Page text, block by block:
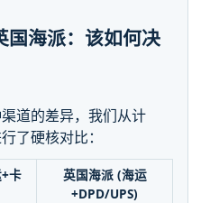
国海派：该如何决
道的差异，我们从计
了硬核对比：
卡
英国海派 (海运
+DPD/UPS)